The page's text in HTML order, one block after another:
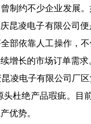
制约不少企业发展
昆凌电子有限公司
部依靠人工操作，不
增长的市场订单需求
凌电子有限公司厂区
杜绝产品瑕疵。目
优势。